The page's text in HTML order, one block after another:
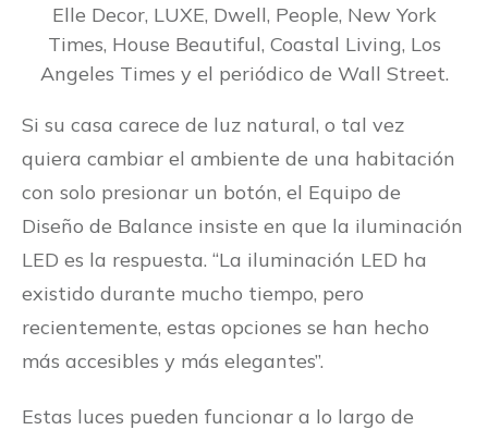
Elle Decor, LUXE, Dwell, People, New York
Times, House Beautiful, Coastal Living, Los
Angeles Times y el periódico de Wall Street.
Si su casa carece de luz natural, o tal vez
quiera cambiar el ambiente de una habitación
con solo presionar un botón, el Equipo de
Diseño de Balance insiste en que la iluminación
LED es la respuesta. “La iluminación LED ha
existido durante mucho tiempo, pero
recientemente, estas opciones se han hecho
más accesibles y más elegantes”.
Estas luces pueden funcionar a lo largo de